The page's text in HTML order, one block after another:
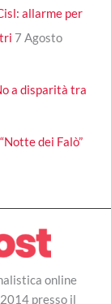
allarme per
7 Agosto
a disparità tra
dei Falò”
online
presso il